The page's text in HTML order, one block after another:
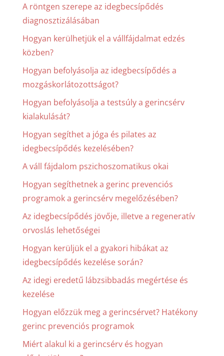
A röntgen szerepe az idegbecsípődés
diagnosztizálásában
Hogyan kerülhetjük el a vállfájdalmat edzés
közben?
Hogyan befolyásolja az idegbecsípődés a
mozgáskorlátozottságot?
Hogyan befolyásolja a testsúly a gerincsérv
kialakulását?
Hogyan segíthet a jóga és pilates az
idegbecsípődés kezelésében?
A váll fájdalom pszichoszomatikus okai
Hogyan segíthetnek a gerinc prevenciós
programok a gerincsérv megelőzésében?
Az idegbecsípődés jövője, illetve a regeneratív
orvoslás lehetőségei
Hogyan kerüljük el a gyakori hibákat az
idegbecsípődés kezelése során?
Az idegi eredetű lábzsibbadás megértése és
kezelése
Hogyan előzzük meg a gerincsérvet? Hatékony
gerinc prevenciós programok
Miért alakul ki a gerincsérv és hogyan